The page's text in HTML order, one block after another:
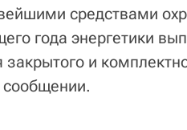
средствами
года энергетики
закрытого и